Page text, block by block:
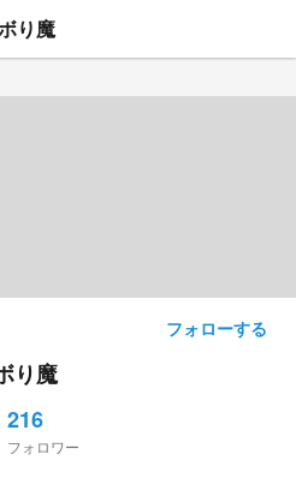
り魔
フォローする
り魔
216
フォロワー